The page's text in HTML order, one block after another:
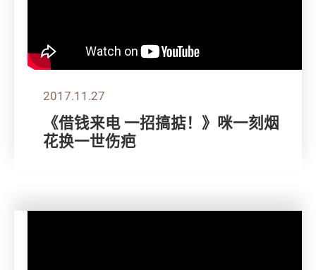
2017.11.27
《借钱来电 一招搞掂！》咪一刻烟
花换一世伤疤